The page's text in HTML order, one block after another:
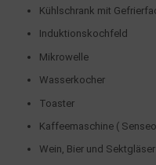
Kühlschrank mit
Induktionskochfeld
Mikrowelle
Wasserkocher
Toaster
Kaffeemaschine (
Wein, Bier und Sektgläser